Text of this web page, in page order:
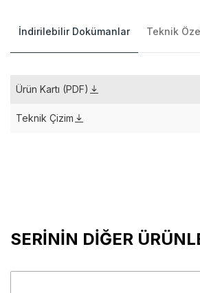
İndirilebilir Dokümanlar Teknik
Ürün Kartı (PDF)
Teknik Çizim
SERİNİN DİĞER